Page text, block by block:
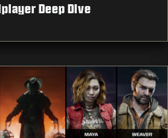
Deep Dive